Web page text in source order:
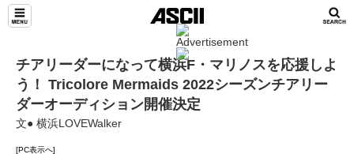
チアリーダーになって横浜F・マリノスを応援しよ
う！ Tricolore Mermaids 2022シーズンチアリー
ダーオーディション開催決定
文● 横浜LOVEWalker
[PC表示へ]